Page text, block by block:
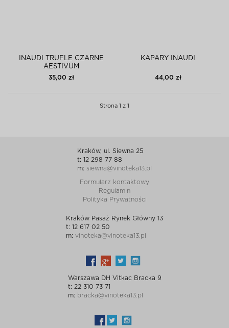
INAUDI TRUFLE CZARNE
AESTIVUM
35,00 zł
KAPARY INAUDI
44,00 zł
Strona 1 z 1
Kraków, ul. Siewna 25
t: 12 298 77 88
m: siewna@vinoteka13.pl
Formularz kontaktowy
Regulamin
Polityka Prywatności
Kraków Pasaż Rynek Główny 13
t: 12 617 02 50
m: vinoteka@vinoteka13.pl
Warszawa DH Vitkac Bracka 9
t: 22 310 73 71
m: bracka@vinoteka13.pl